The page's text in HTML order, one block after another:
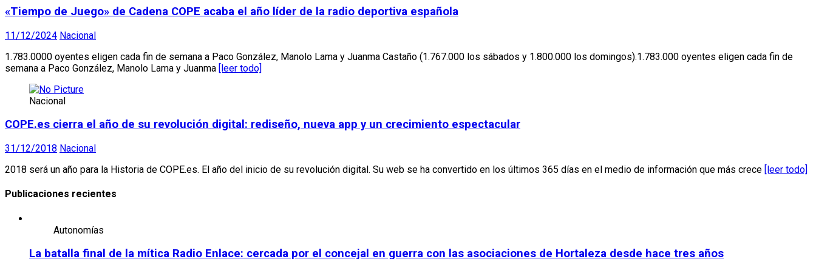
«Tiempo de Juego» de Cadena COPE acaba el año líder de la radio deportiva española
11/12/2024 Nacional
1.783.0000 oyentes eligen cada fin de semana a Paco González, Manolo Lama y Juanma Castaño (1.767.000 los sábados y 1.800.000 los domingos).1.783.000 oyentes eligen cada fin de
semana a Paco González, Manolo Lama y Juanma [leer todo]
Nacional
COPE.es cierra el año de su revolución digital: rediseño, nueva app y un crecimiento espectacular
31/12/2018 Nacional
2018 será un año para la Historia de COPE.es. El año del inicio de su revolución digital. Su web se ha convertido en los últimos 365 días en el medio de información que más crece [leer todo]
Publicaciones recientes
Autonomías
La batalla final de la mítica Radio Enlace: cercada por el concejal en guerra con las asociaciones de Hortaleza desde hace tres años